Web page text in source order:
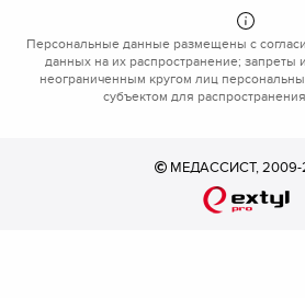
Персональные данные размещены с
данных на их распространение; запреты
неограниченным кругом лиц
субъектом для
МЕДАССИСТ, 2009-